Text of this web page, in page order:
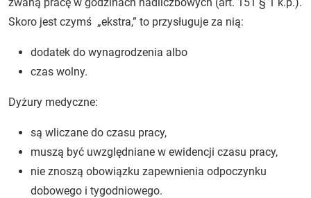
Skoro jest czymś „ekstra,” to przysługuje za nią:
dodatek do wynagrodzenia albo
czas wolny.
Dyżury medyczne:
są wliczane do czasu pracy,
muszą być uwzględniane w ewidencji czasu pracy,
nie znoszą obowiązku zapewnienia odpoczynku
dobowego i tygodniowego.